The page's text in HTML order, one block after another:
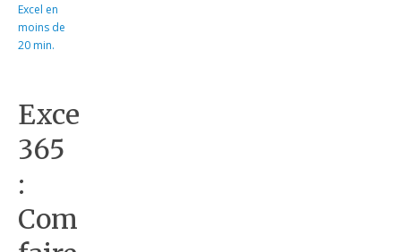
Excel en
moins de
20 min.
Excel
365
:
Comment